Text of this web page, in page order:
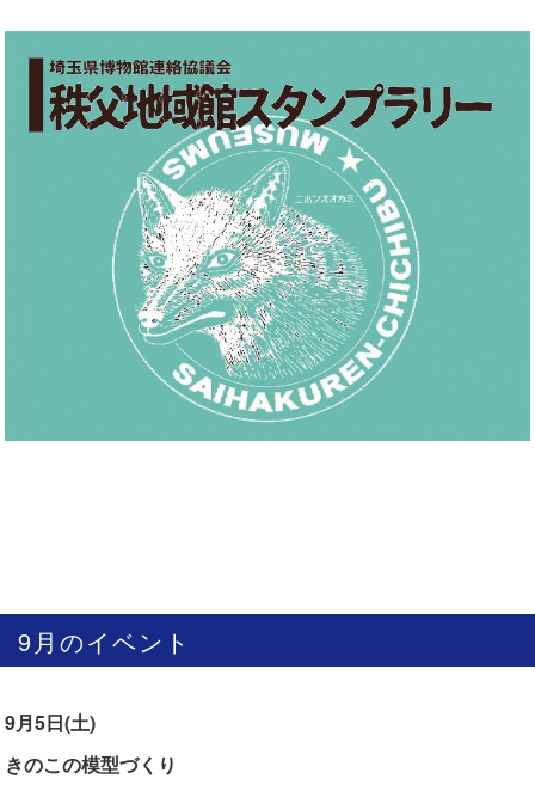
9月のイベント
9月5日(土)
きのこの模型づくり